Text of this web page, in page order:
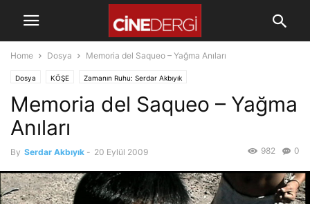
Home Dosya Memoria del Saqueo – Yağma Anıları
Dosya KÖŞE Zamanın Ruhu: Serdar Akbıyık
Memoria del Saqueo – Yağma
Anıları
By Serdar Akbıyık - 20 Eylül 2009 0
982